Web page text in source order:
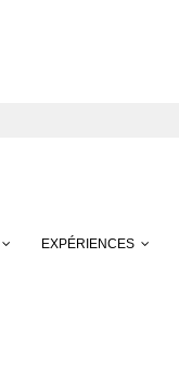
EXPÉRIENCES